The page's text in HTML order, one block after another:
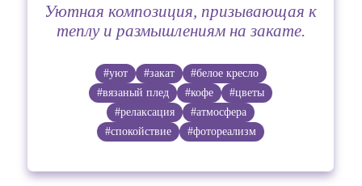
Уютная композиция, призывающая к
теплу и размышлениям на закате.
#уют #закат
#белое кресло
#вязаный плед
#кофе
#цветы
#релаксация
#атмосфера
#спокойствие
#фотореализм